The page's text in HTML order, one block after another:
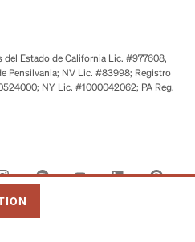
Estado de California Lic. #977608,
Pensilvania; NV Lic. #83998; Registro
NY Lic. #1000042062; PA Reg.